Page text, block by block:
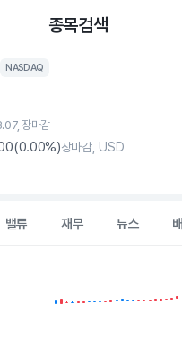
종목검색
NASDAQ
장마감
(0.00%)장마감, USD
밸류 재무 뉴스
displaying Time. Data